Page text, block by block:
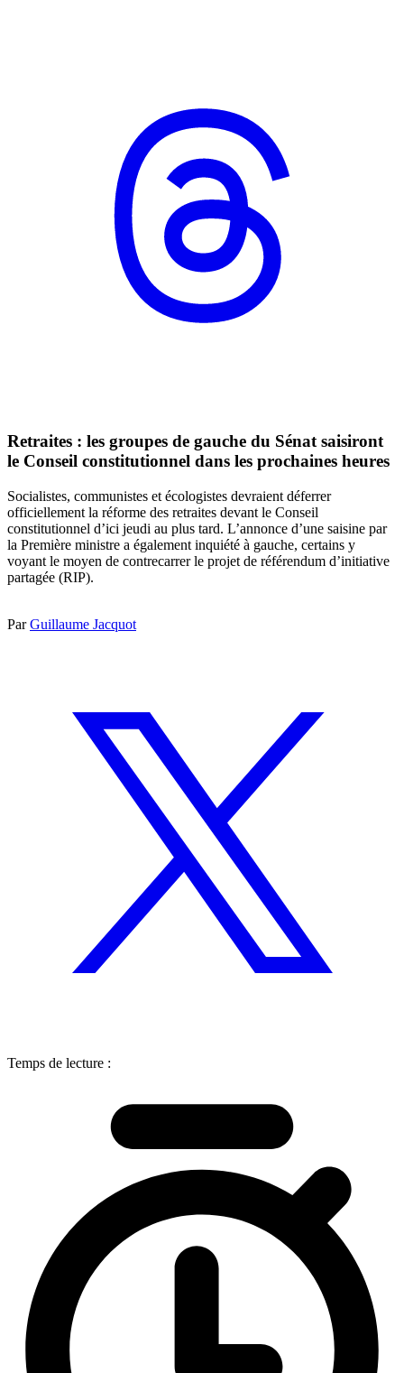
Retraites : les groupes de gauche du Sénat saisiront
le Conseil constitutionnel dans les prochaines heures
Socialistes, communistes et écologistes devraient déferrer
officiellement la réforme des retraites devant le Conseil
constitutionnel d’ici jeudi au plus tard. L’annonce d’une saisine par
la Première ministre a également inquiété à gauche, certains y
voyant le moyen de contrecarrer le projet de référendum d’initiative
partagée (RIP).
ParGuillaume Jacquot
Temps de lecture :